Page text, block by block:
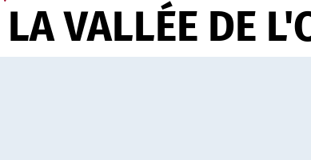
VALLÉE DE